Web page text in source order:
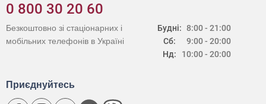
0 800 30 20 60
Будні:
Сб:
Нд:
8:00 - 21:00
9:00 - 20:00
10:00 - 20:00
Безкоштовно зі стаціонарних і
мобільних телефонів в Україні
Приєднуйтесь